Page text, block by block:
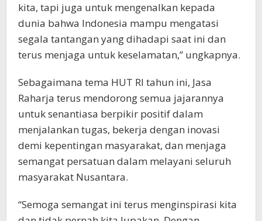
kita, tapi juga untuk mengenalkan kepada
dunia bahwa Indonesia mampu mengatasi
segala tantangan yang dihadapi saat ini dan
terus menjaga untuk keselamatan,” ungkapnya.
Sebagaimana tema HUT RI tahun ini, Jasa
Raharja terus mendorong semua jajarannya
untuk senantiasa berpikir positif dalam
menjalankan tugas, bekerja dengan inovasi
demi kepentingan masyarakat, dan menjaga
semangat persatuan dalam melayani seluruh
masyarakat Nusantara.
“Semoga semangat ini terus menginspirasi kita